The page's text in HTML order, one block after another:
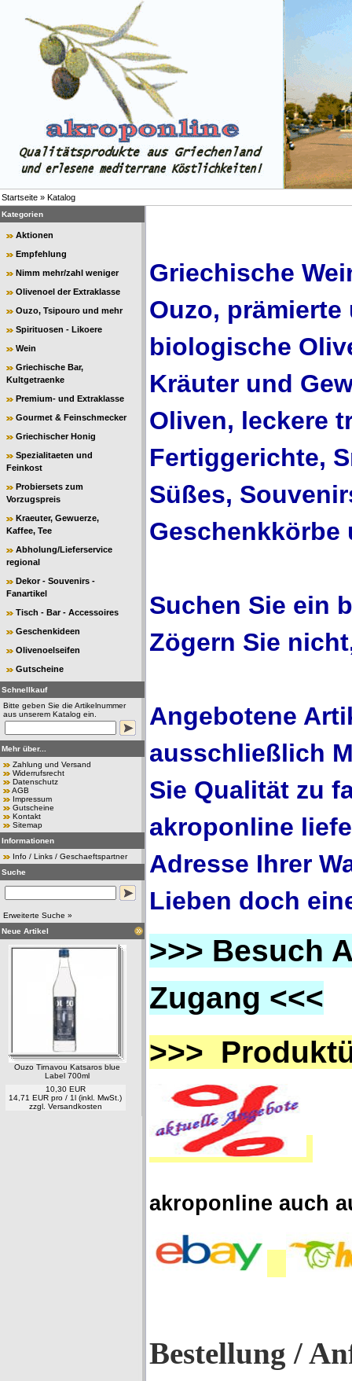
Startseite » Katalog
Kategorien
Aktionen
Empfehlung
Nimm mehr/zahl weniger
Olivenoel der Extraklasse
Ouzo, Tsipouro und mehr
Spirituosen - Likoere
Wein
Griechische Bar,
Kultgetraenke
Premium- und Extraklasse
Gourmet & Feinschmecker
Griechischer Honig
Spezialitaeten und
Feinkost
Probiersets zum
Vorzugspreis
Kraeuter, Gewuerze,
Kaffee, Tee
Abholung/Lieferservice
regional
Dekor - Souvenirs -
Fanartikel
Tisch - Bar - Accessoires
Geschenkideen
Olivenoelseifen
Gutscheine
Schnellkauf
Bitte geben Sie die Artikelnummer
aus unserem Katalog ein.
Mehr über...
Zahlung und Versand
Widerrufsrecht
Datenschutz
AGB
Impressum
Gutscheine
Kontakt
Sitemap
Informationen
Info / Links / Geschaeftspartner
Suche
Erweiterte Suche »
Neue Artikel
Ouzo Tirnavou Katsaros blue
Label 700ml
10,30 EUR
14,71 EUR pro / 1l (inkl. MwSt.)
zzgl. Versandkosten
Griechische
Ouzo, prämierte
biologische
Kräuter und
Oliven, leckere
Fertiggerichte,
Süßes,
Geschenkkörbe
Suchen Sie ein
Zögern Sie
Angebotene
ausschließlich
Sie Qualität zu
akroponline
Adresse Ihrer
Lieben doch
>>> Besuch
Zugang <<<
>>>
akroponline auch
Bestellung /